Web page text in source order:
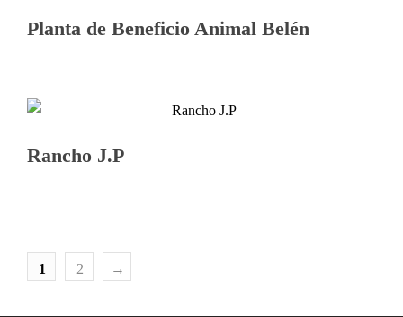
Planta de Beneficio Animal Belén
Rancho J.P
1 2 →